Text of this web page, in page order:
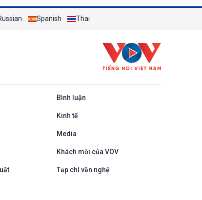
Spanish Thai
Bình luận
Kinh tế
Media
Khách mời của VOV
Tạp chí văn nghệ